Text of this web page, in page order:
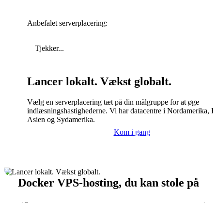
Anbefalet serverplacering:
Tjekker...
Lancer lokalt. Vækst globalt.
Vælg en serverplacering tæt på din målgruppe for at øge
indlæsningshastighederne. Vi har datacentre i Nordamerika,
Asien og Sydamerika.
Kom i gang
Docker VPS-hosting, du kan stole på